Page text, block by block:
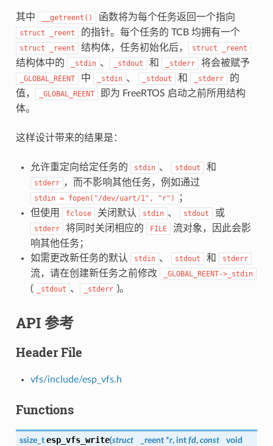
其中 __getreent() 函数将为每个任务返回一个指向
struct _reent 的指针。每个任务的 TCB 均拥有一个
struct _reent 结构体，任务初始化后， struct _reent
结构体中的 _stdin 、 _stdout 和 _stderr 将会被赋予
_GLOBAL_REENT 中 _stdin 、 _stdout 和 _stderr
的
值，
_GLOBAL_REENT
即为 FreeRTOS 启动之前所用结构
体。
这样设计带来的结果是：
允许重定向给定任务的 stdin 、 stdout 和
stderr ，而不影响其他任务，例如通过
stdin = fopen("/dev/uart/1", "r")
；
但使用
fclose 关闭默认 stdin 、 stdout 或
stderr 将同时关闭相应的 FILE
流对象，因此会影
响其他任务；
如需更改新任务的默认
stdin 、 stdout 和 stderr
流，请在创建新任务之前修改 _GLOBAL_REENT->_stdin
( _stdout 、 _stderr )。
API 参考
Header File
vfs/include/esp_vfs.h
Functions
ssize_t esp_vfs_write(struct _reent *r, int fd, const
void